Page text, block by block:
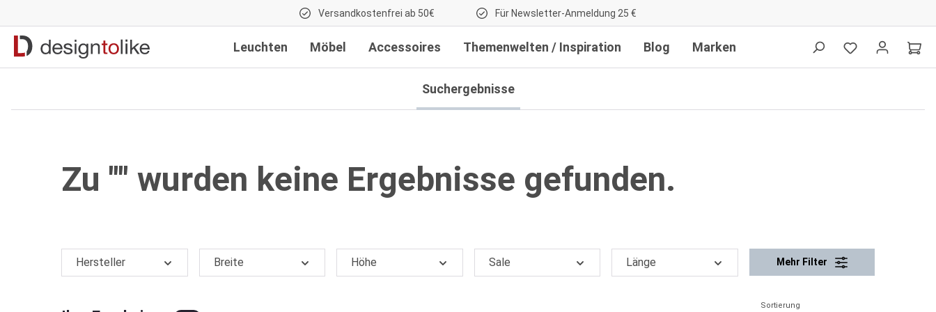
Versandkostenfrei ab 50€ Für Newsletter-Anmeldung 25 €
Leuchten Möbel Accessoires Themenwelten / Inspiration Blog Marken
Suchergebnisse
Zu "" wurden keine Ergebnisse gefunden.
Hersteller Breite Höhe Sale Länge Mehr Filter
Sortierung